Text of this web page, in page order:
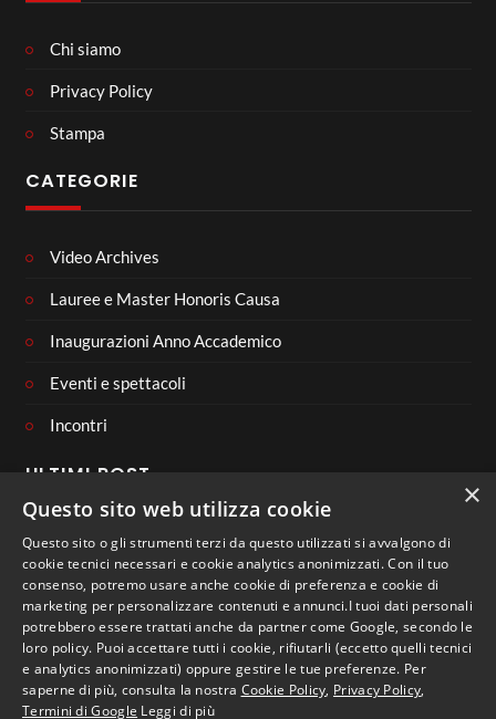
Chi siamo
Privacy Policy
Stampa
CATEGORIE
Video Archives
Lauree e Master Honoris Causa
Inaugurazioni Anno Accademico
Eventi e spettacoli
Incontri
ULTIMI POST
CONNECT WITH US
×
Questo sito web utilizza cookie
Questo sito o gli strumenti terzi da questo utilizzati si avvalgono di
cookie tecnici necessari e cookie analytics anonimizzati. Con il tuo
consenso, potremo usare anche cookie di preferenza e cookie di
marketing per personalizzare contenuti e annunci.I tuoi dati personali
potrebbero essere trattati anche da partner come Google, secondo le
loro policy. Puoi accettare tutti i cookie, rifiutarli (eccetto quelli tecnici
e analytics anonimizzati) oppure gestire le tue preferenze. Per
saperne di più, consulta la nostra Cookie Policy, Privacy Policy,
Termini di Google Leggi di più